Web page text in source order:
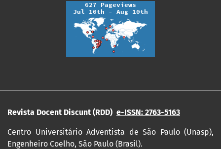
Revista Docent Discunt (RDD) e-ISSN: 2763-5163
Centro Universitário Adventista de São Paulo (Unasp),
Engenheiro Coelho, São Paulo (Brasil).